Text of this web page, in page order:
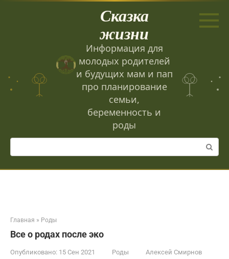
Сказка
жизни
Информация для
молодых родителей
и будущих мам и пап
про планирование
семьи,
беременность и
роды
Поиск:
Главная » Роды
Все о родах после эко
Опубликовано: 15 Сен 2021 Роды Алексей Смирнов